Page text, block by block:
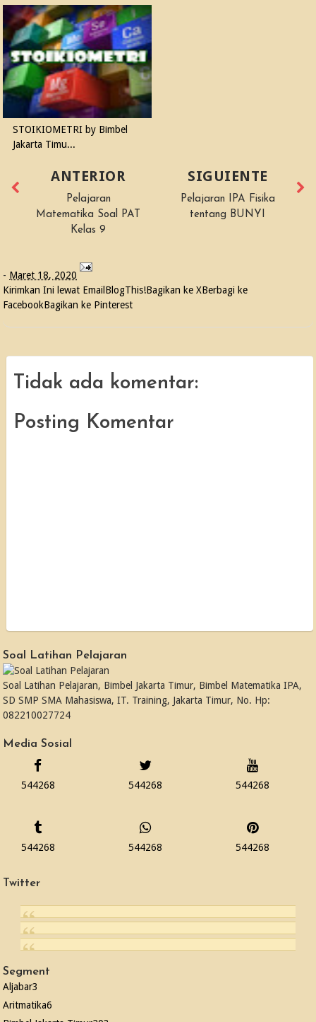
STOIKIOMETRI by Bimbel
Jakarta Timu...
SIGUIENTE
Pelajaran IPA Fisika
tentang BUNYI
ANTERIOR
Pelajaran
Matematika Soal PAT
Kelas 9
- Maret 18, 2020
Kirimkan Ini lewat Email BlogThis!Bagikan ke XBerbagi ke
FacebookBagikan ke Pinterest
Tidak ada komentar:
Posting Komentar
Soal Latihan Pelajaran
Soal Latihan Pelajaran, Bimbel Jakarta Timur, Bimbel Matematika IPA,
SD SMP SMA Mahasiswa, IT. Training, Jakarta Timur, No. Hp:
082210027724
Media Sosial
544268 544268 544268
544268 544268 544268
Twitter
Segment
Aljabar3
Aritmatika6